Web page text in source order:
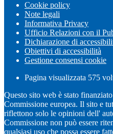
Cookie policy
Note legali
Informativa Privacy
Ufficio Relazioni con il
Dichiarazione di
Obiettivi di accessibilità
Gestione consensi cookie
Pagina visualizzata 575
Questo sito web è stato
Commissione europea. Il sito e
riflettono solo le opinioni dell'
Commissione non può essere
qualsiasi uso che possa essere